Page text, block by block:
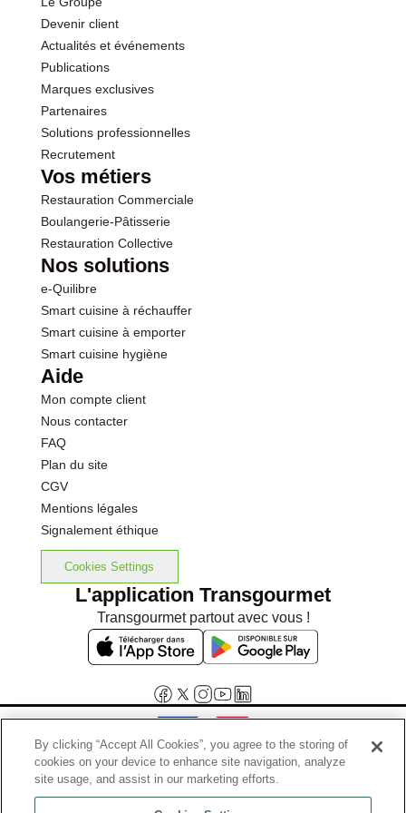
Sel
Devenir client
Actualités et événements
Publications
Marques exclusives
Partenaires
Solutions professionnelles
Recrutement
Vos métiers
Restauration Commerciale
Boulangerie-Pâtisserie
Restauration Collective
Nos solutions
e-Quilibre
Smart cuisine à réchauffer
Smart cuisine à emporter
Smart cuisine hygiène
Aide
Mon compte client
Nous contacter
FAQ
Plan du site
CGV
Mentions légales
Signalement éthique
Cookies Settings
L'application Transgourmet
Transgourmet partout avec vous !
Interdiction de vente de boissons alcooliques aux mineurs de
moins de 18 ans
By clicking “Accept All Cookies”, you agree to the storing of
cookies on your device to enhance site navigation, analyze
site usage, and assist in our marketing efforts.